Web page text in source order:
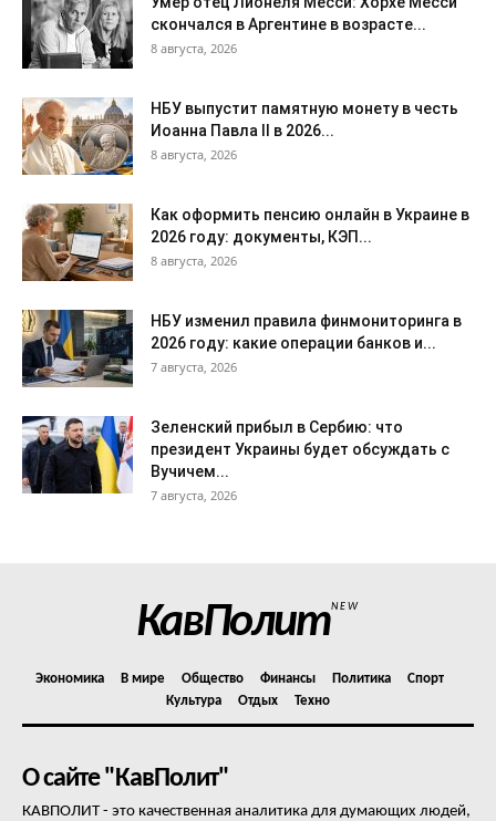
скончался в Аргентине в возрасте...
8 августа, 2026
НБУ выпустит памятную монету в честь
Иоанна Павла II в 2026...
8 августа, 2026
Как оформить пенсию онлайн в Украине в
2026 году: документы, КЭП...
8 августа, 2026
НБУ изменил правила финмониторинга в
2026 году: какие операции банков и...
7 августа, 2026
Зеленский прибыл в Сербию: что
президент Украины будет обсуждать с
Вучичем...
7 августа, 2026
КавПолитNEW
Экономика В мире Общество Финансы Политика
Спорт
Культура
Отдых Техно
О сайте "КавПолит"
КАВПОЛИТ - это качественная аналитика для думающих людей,